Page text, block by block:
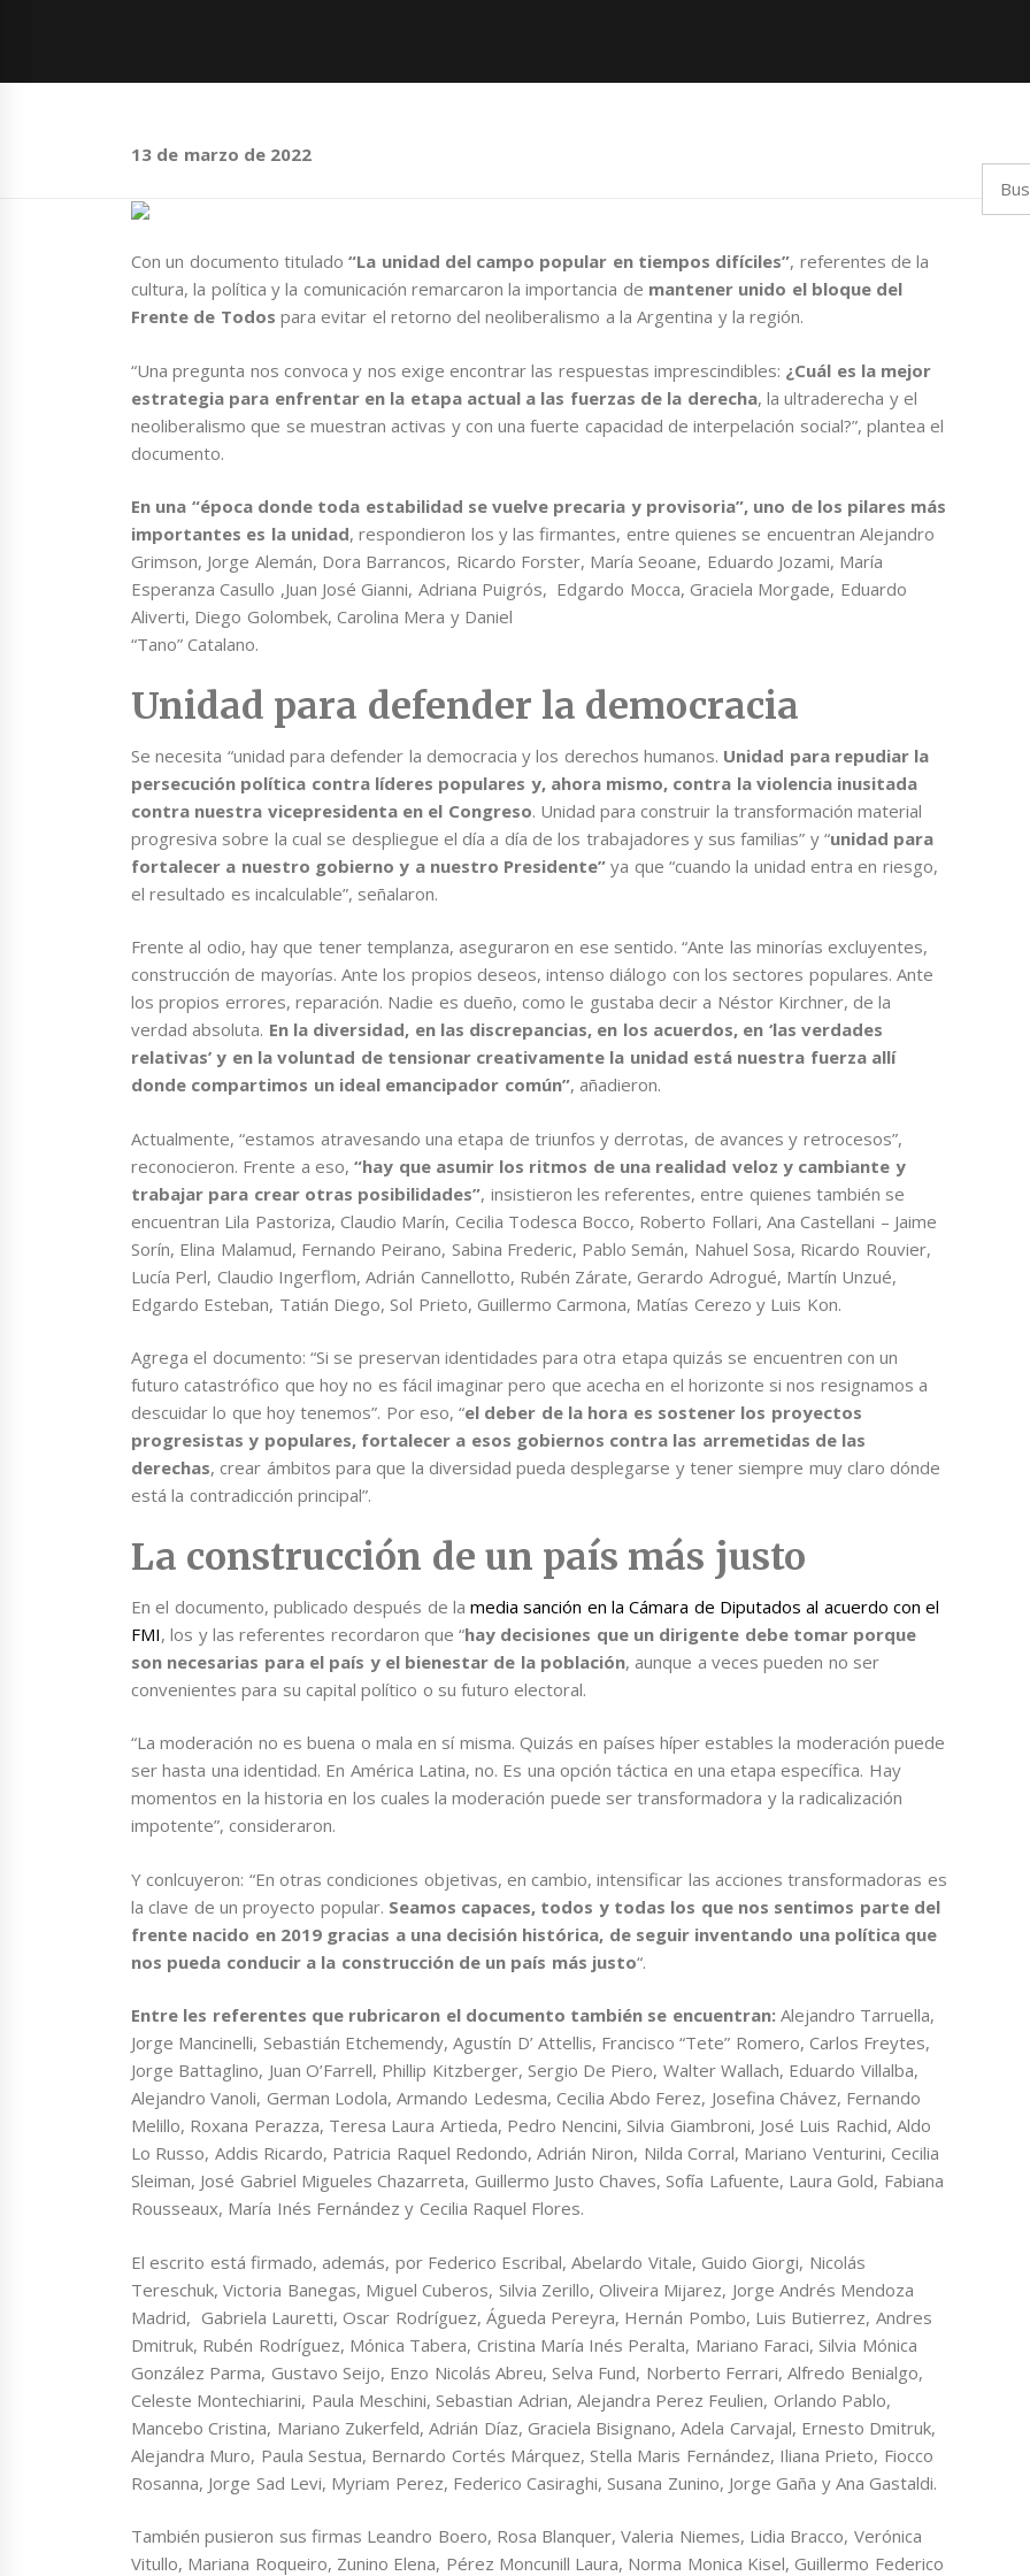
13 de marzo de 2022
Con un documento titulado“La unidad del campo popular en tiempos difíciles”, referentes de la
cultura, la política y la comunicación remarcaron la importancia de mantener unido el bloque del
Frente de Todos para evitar el retorno del neoliberalismo a la Argentina y la región.
“Una pregunta nos convoca y nos exige encontrar las respuestas imprescindibles: ¿Cuál es la mejor
estrategia para enfrentar en la etapa actual a las fuerzas de la derecha, la ultraderecha y el
neoliberalismo que se muestran activas y con una fuerte capacidad de interpelación social?”, plantea el
documento.
En una “época donde toda estabilidad se vuelve precaria y provisoria”, uno de los pilares más
importantes es la unidad, respondieron los y las firmantes, entre quienes se encuentran Alejandro
Grimson, Jorge Alemán, Dora Barrancos, Ricardo Forster, María Seoane, Eduardo Jozami, María
Esperanza Casullo ,Juan José Gianni, Adriana Puigrós, Edgardo Mocca, Graciela Morgade, Eduardo
Aliverti, Diego Golombek, Carolina Mera y Daniel
“Tano” Catalano.
Unidad para defender la democracia
Se necesita “unidad para defender la democracia y los derechos humanos. Unidad para repudiar la
persecución política contra líderes populares y, ahora mismo, contra la violencia inusitada
contra nuestra vicepresidenta en el Congreso. Unidad para construir la transformación material
progresiva sobre la cual se despliegue el día a día de los trabajadores y sus familias” y “unidad para
fortalecer a nuestro gobierno y a nuestro Presidente”ya que “cuando la unidad entra en riesgo,
el resultado es incalculable”, señalaron.
Frente al odio, hay que tener templanza, aseguraron en ese sentido. “Ante las minorías excluyentes,
construcción de mayorías. Ante los propios deseos, intenso diálogo con los sectores populares. Ante
los propios errores, reparación. Nadie es dueño, como le gustaba decir a Néstor Kirchner, de la
verdad absoluta. En la diversidad, en las discrepancias, en los acuerdos, en ‘las verdades
relativas’ y en la voluntad de tensionar creativamente la unidad está nuestra fuerza allí
donde compartimos un ideal emancipador común”, añadieron.
Actualmente, “estamos atravesando una etapa de triunfos y derrotas, de avances y retrocesos”,
reconocieron. Frente a eso,“hay que asumir los ritmos de una realidad veloz y cambiante y
trabajar para crear otras posibilidades”, insistieron les referentes, entre quienes también se
encuentran Lila Pastoriza, Claudio Marín, Cecilia Todesca Bocco, Roberto Follari, Ana Castellani – Jaime
Sorín, Elina Malamud, Fernando Peirano, Sabina Frederic, Pablo Semán, Nahuel Sosa, Ricardo Rouvier,
Lucía Perl, Claudio Ingerflom, Adrián Cannellotto, Rubén Zárate, Gerardo Adrogué, Martín Unzué,
Edgardo Esteban, Tatián Diego, Sol Prieto, Guillermo Carmona, Matías Cerezo y Luis Kon.
Agrega el documento: “Si se preservan identidades para otra etapa quizás se encuentren con un
futuro catastrófico que hoy no es fácil imaginar pero que acecha en el horizonte si nos resignamos a
descuidar lo que hoy tenemos”. Por eso, “el deber de la hora es sostener los proyectos
progresistas y populares, fortalecer a esos gobiernos contra las arremetidas de las
derechas, crear ámbitos para que la diversidad pueda desplegarse y tener siempre muy claro dónde
está la contradicción principal”.
La construcción de un país más justo
En el documento, publicado después de lamedia sanción en la Cámara de Diputados al acuerdo con el
FMI, los y las referentes recordaron que “hay decisiones que un dirigente debe tomar porque
son necesarias para el país y el bienestar de la población, aunque a veces pueden no ser
convenientes para su capital político o su futuro electoral.
“La moderación no es buena o mala en sí misma. Quizás en países híper estables la moderación puede
ser hasta una identidad. En América Latina, no. Es una opción táctica en una etapa específica. Hay
momentos en la historia en los cuales la moderación puede ser transformadora y la radicalización
impotente”, consideraron.
Y conlcuyeron: “En otras condiciones objetivas, en cambio, intensificar las acciones transformadoras es
la clave de un proyecto popular. Seamos capaces, todos y todas los que nos sentimos parte del
frente nacido en 2019 gracias a una decisión histórica, de seguir inventando una política que
nos pueda conducir a la construcción de un país más justo“.
Entre les referentes que rubricaron el documento también se encuentran: Alejandro Tarruella,
Jorge Mancinelli, Sebastián Etchemendy, Agustín D’ Attellis, Francisco “Tete” Romero, Carlos Freytes,
Jorge Battaglino, Juan O’Farrell, Phillip Kitzberger, Sergio De Piero, Walter Wallach, Eduardo Villalba,
Alejandro Vanoli, German Lodola, Armando Ledesma, Cecilia Abdo Ferez, Josefina Chávez, Fernando
Melillo, Roxana Perazza, Teresa Laura Artieda, Pedro Nencini, Silvia Giambroni, José Luis Rachid, Aldo
Lo Russo, Addis Ricardo, Patricia Raquel Redondo, Adrián Niron, Nilda Corral, Mariano Venturini, Cecilia
Sleiman, José Gabriel Migueles Chazarreta, Guillermo Justo Chaves, Sofía Lafuente, Laura Gold, Fabiana
Rousseaux, María Inés Fernández y Cecilia Raquel Flores.
El escrito está firmado, además, por Federico Escribal, Abelardo Vitale, Guido Giorgi, Nicolás
Tereschuk, Victoria Banegas, Miguel Cuberos, Silvia Zerillo, Oliveira Mijarez, Jorge Andrés Mendoza
Madrid, Gabriela Lauretti, Oscar Rodríguez, Águeda Pereyra, Hernán Pombo, Luis Butierrez, Andres
Dmitruk, Rubén Rodríguez, Mónica Tabera, Cristina María Inés Peralta, Mariano Faraci, Silvia Mónica
González Parma, Gustavo Seijo, Enzo Nicolás Abreu, Selva Fund, Norberto Ferrari, Alfredo Benialgo,
Celeste Montechiarini, Paula Meschini, Sebastian Adrian, Alejandra Perez Feulien, Orlando Pablo,
Mancebo Cristina, Mariano Zukerfeld, Adrián Díaz, Graciela Bisignano, Adela Carvajal, Ernesto Dmitruk,
Alejandra Muro, Paula Sestua, Bernardo Cortés Márquez, Stella Maris Fernández, Iliana Prieto, Fiocco
Rosanna, Jorge Sad Levi, Myriam Perez, Federico Casiraghi, Susana Zunino, Jorge Gaña y Ana Gastaldi.
También pusieron sus firmas Leandro Boero, Rosa Blanquer, Valeria Niemes, Lidia Bracco, Verónica
Vitullo, Mariana Roqueiro, Zunino Elena, Pérez Moncunill Laura, Norma Monica Kisel, Guillermo Federico